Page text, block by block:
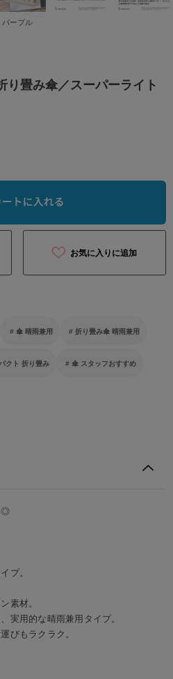
パープル
り畳み傘／スーパーライト
お気に入りに追加
傘 晴雨兼用 折り畳み傘 晴雨兼用
クト 折り畳み 傘 スタッフおすすめ
◎
プ。
素材。
実用的な晴雨兼用タイプ。
びもラクラク。